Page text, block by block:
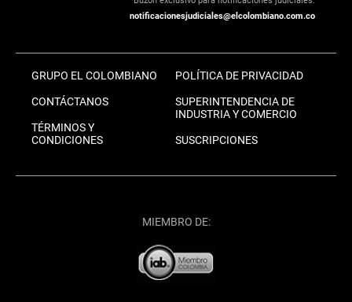
notificacionesjudiciales@elcolombiano.com.co
GRUPO EL COLOMBIANO
CONTÁCTANOS
TÉRMINOS Y
CONDICIONES
POLÍTICA DE PRIVACIDAD
SUPERINTENDENCIA DE
INDUSTRIA Y COMERCIO
SUSCRIPCIONES
MIEMBRO DE: